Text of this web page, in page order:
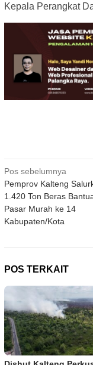
Kepala Perangkat
Navigasi
pos
Pos sebelumnya
Pemprov Kalteng
1.420 Ton Beras
Pasar Murah ke 14
Kabupaten/Kota
POS TERKAIT